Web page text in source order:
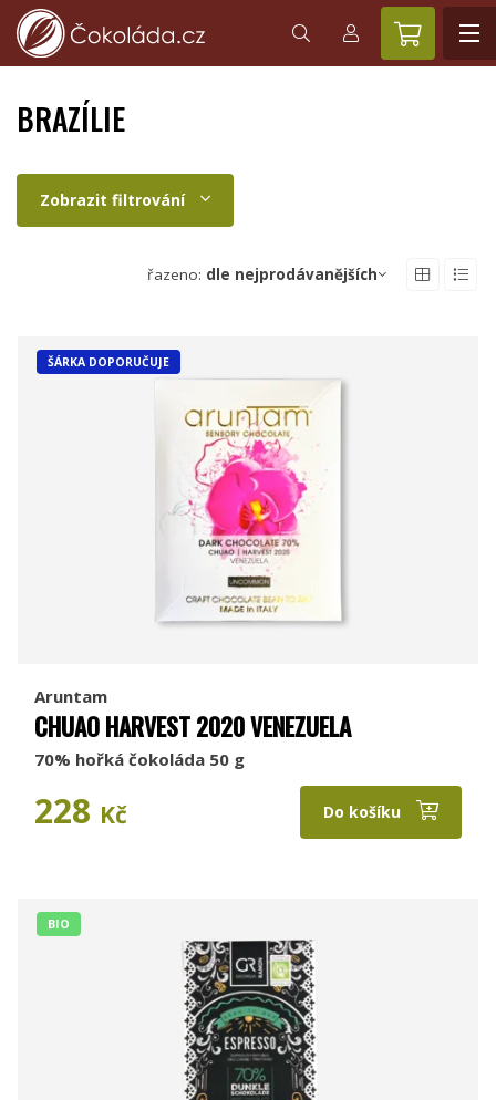
BRAZÍLIE
Zobrazit filtrování
řazeno: dle nejprodávanějších
ŠÁRKA DOPORUČUJE
Aruntam
CHUAO HARVEST 2020 VENEZUELA
70% hořká čokoláda 50 g
228 Kč Do košíku
BIO